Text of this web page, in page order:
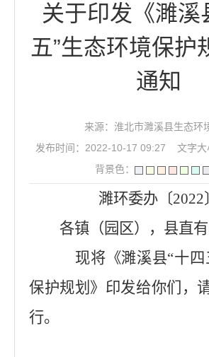
关于印发《濉溪
五”生态环境保护
通知
来源：淮北市濉溪县生态环
发布时间：2022-10-17 09:27
文字
背景色：
濉环委办〔2022
各镇（园区），县直有
现将《濉溪县“十四
保护规划》印发给你们，
行。